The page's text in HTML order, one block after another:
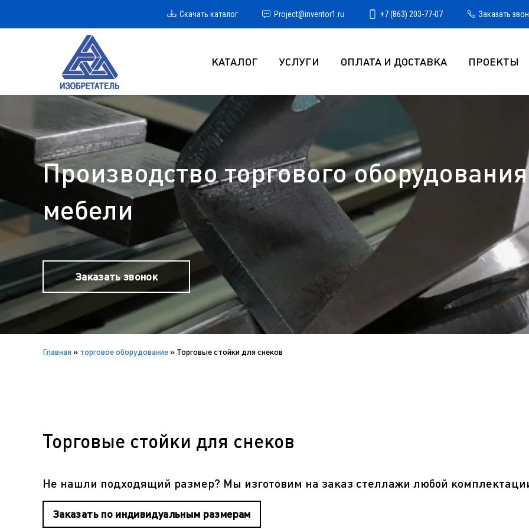
Скачать каталог Project@inventor1.ru +7 (863) 203-77-07 Заказать
КАТАЛОГ УСЛУГИ ОПЛАТА И ДОСТАВКА ПРОЕКТЫ
Производство торгового
мебели
Заказать звонок
Главная » торговое оборудование » Торговые стойки для снеков
Торговые стойки для снеков
Не нашли подходящий размер? Мы изготовим на заказ стеллажи любой
Заказать по индивидуальным размерам